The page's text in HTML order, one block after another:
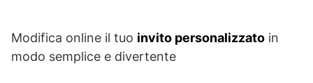
Modifica online il tuo invito personalizzato in
modo semplice e divertente